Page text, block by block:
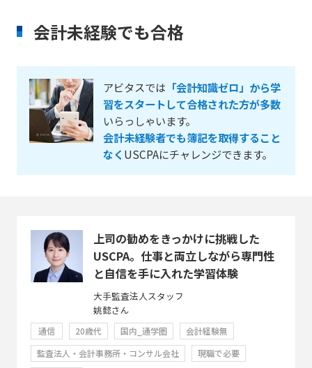
会計未経験でも合格
アビタスでは 「会計知識ゼロ」から学
習をスタートして合格された方が多数
いらっしゃいます。
会計未経験者でも簿記を取得すること
なく USCPAにチャレンジできます。
上司の勧めをきっかけに挑戦した
USCPA。仕事と両立しながら専門性
と自信を手に入れた学習体験
大手監査法人スタッフ
姚懿さん
通信 20歳代 国内_通学圏
会計経験無
監査法人・会計事務所・コンサル会社
現職で必要